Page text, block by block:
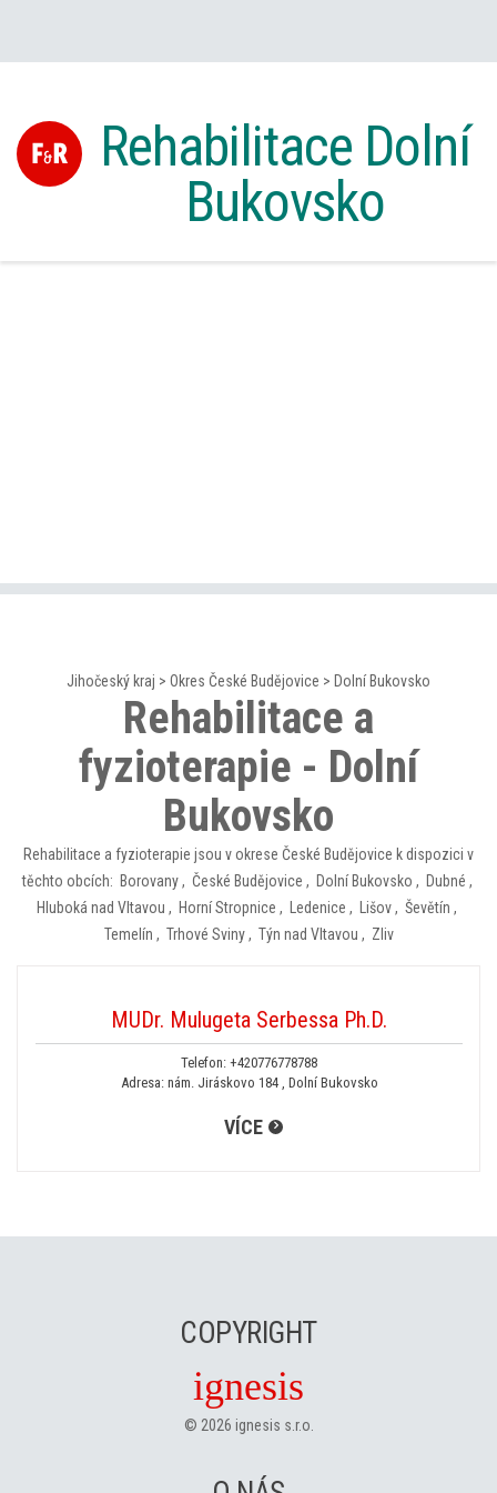
Rehabilitace Dolní
Bukovsko
Jihočeský kraj > Okres České Budějovice > Dolní Bukovsko
Rehabilitace a
fyzioterapie - Dolní
Bukovsko
Rehabilitace a fyzioterapie jsou v okrese České Budějovice k dispozici v
těchto obcích: Borovany, České Budějovice , Dolní Bukovsko , Dubné ,
Hluboká nad Vltavou , Horní Stropnice , Ledenice , Lišov, Ševětín ,
Temelín , Trhové Sviny, Týn nad Vltavou , Zliv
MUDr. Mulugeta Serbessa Ph.D.
Telefon: +420776778788
Adresa: nám. Jiráskovo 184 , Dolní Bukovsko
VÍCE
COPYRIGHT
ignesis
© 2026 ignesis s.r.o.